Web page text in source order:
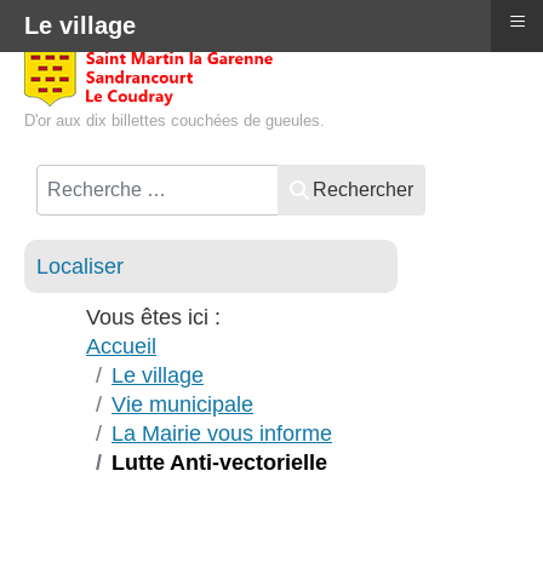
D'or aux dix billettes couchées de gueules.
Rechercher
Localiser
Vous êtes ici :
Accueil
Le village
Vie municipale
La Mairie vous informe
Lutte Anti-vectorielle
Le village ≡